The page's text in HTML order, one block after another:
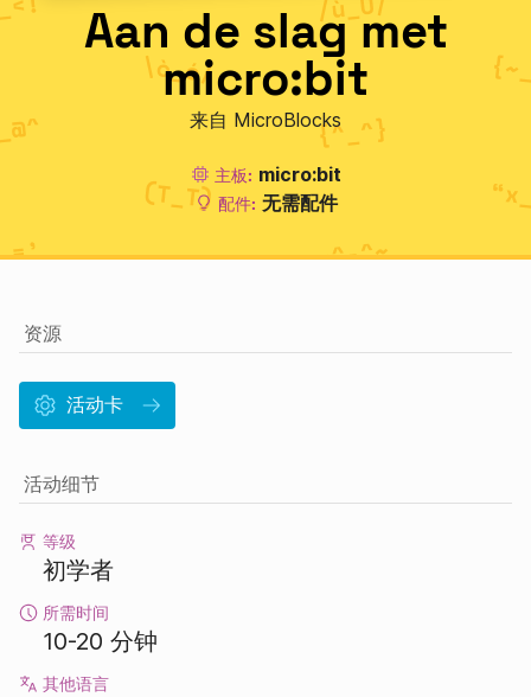
Aan de slag met
micro:bit
来自 MicroBlocks
主板: micro:bit
配件: 无需配件
资源
活动卡
活动细节
等级
初学者
所需时间
10-20 分钟
其他语言